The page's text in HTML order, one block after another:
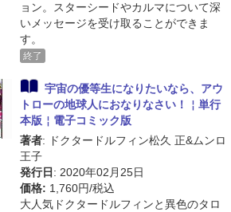
ョン。スターシードやカルマについて深
いメッセージを受け取ることができま
す。
終了
宇宙の優等生になりたいなら、アウ
トローの地球人におなりなさい！￤単行
本版￤電子コミック版
著者: ドクタードルフィン松久 正&ムンロ
王子
発行日 : 2020年02月25日
価格: 1,760円/税込
大人気ドクタードルフィンと異色のタロ